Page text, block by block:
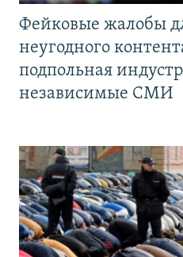
Фейковые жалобы
неугодного
подпольная
независимые СМИ